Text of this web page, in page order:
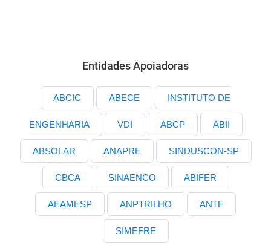
Entidades Apoiadoras
ABCIC ABECE INSTITUTO DE
ENGENHARIA VDI ABCP ABII
ABSOLAR ANAPRE SINDUSCON-SP
CBCA SINAENCO ABIFER
AEAMESP ANPTRILHO ANTF
SIMEFRE